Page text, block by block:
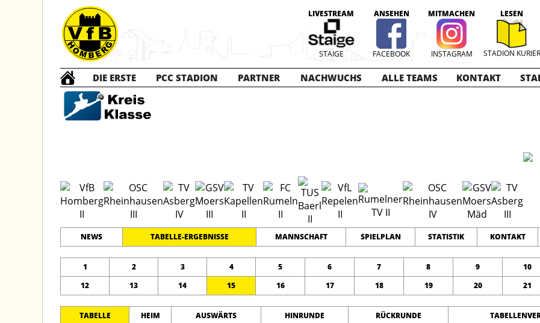
LIVESTREAM
STAIGE
ANSEHEN
FACEBOOK
MITMACHEN
INSTAGRAM
LESEN
STADION KURIER
DIE ERSTE PCC STADION PARTNER NACHWUCHS ALLE TEAMS KONTAKT
NEWS TABELLE-ERGEBNISSE MANNSCHAFT SPIELPLAN STATISTIK KONTAKT
1 2 3 4 5 6 7 8 9 10
12
13 14 15 16 17 18 19 20 21
TABELLE HEIM AUSWÄRTS HINRUNDE RÜCKRUNDE